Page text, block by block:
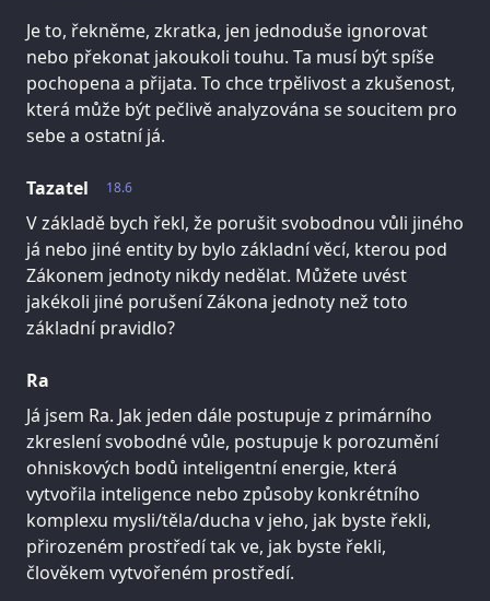
Je to, řekněme, zkratka, jen jednoduše ignorovat
nebo překonat jakoukoli touhu. Ta musí být spíše
pochopena a přijata. To chce trpělivost a zkušenost,
která může být pečlivě analyzována se soucitem pro
sebe a ostatní já.
18.6
Tazatel
V základě bych řekl, že porušit svobodnou vůli jiného
já nebo jiné entity by bylo základní věcí, kterou pod
Zákonem jednoty nikdy nedělat. Můžete uvést
jakékoli jiné porušení Zákona jednoty než toto
základní pravidlo?
Ra
Já jsem Ra. Jak jeden dále postupuje z primárního
zkreslení svobodné vůle, postupuje k porozumění
ohniskových bodů inteligentní energie, která
vytvořila inteligence nebo způsoby konkrétního
komplexu mysli/těla/ducha v jeho, jak byste řekli,
přirozeném prostředí tak ve, jak byste řekli,
člověkem vytvořeném prostředí.